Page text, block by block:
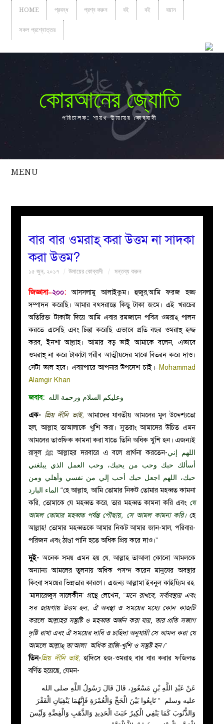
HOME প্রবন্ধ প্রশ্ন করুন বই বই বয়ান
সকল প্রশ্নোত্তর
কোরআনের জ্যোতি
পরিচালক: শায়খ উমায়ের কোব্বাদী
MENU
সকল
নারীদের
প্রশ্ন
করুন
বার বার ওমরাহ্‌ করা উত্তম না সাদকা
করা উত্তম?
১৫ জুন, ২০১৭ উমায়ের কোব্বাদী মন্তব্য করুন
জিজ্ঞাসা–২০০: আসসলামু আলাইকুম। হুজুর,আমি ফরজ হজ্জ
সম্পাদন করেছি। আমার বৎসরান্তে কিছু টাকা জমে। এই খরচের
অতিরিক্ত টাকাটা দিয়ে আমি এবার রমজানে পবিত্র ওমরাহ্ পালন
করতে এসেছি এবং চিন্তা করেছি এভাবে প্রতি বছর ওমরাহ্ হজ্জ
করব, ইনশা আল্লাহ। আমার বড় ভাই আমাকে বলেন, এভাবে
ওমরাহ্ না করে টাকাটা গরীব আত্মীয়দের মাঝে বিতরন করে দাও।
সেটা ভাল হবে। এব্যাপারে আপনার উপদেশ চাই।–Mohammad
Alamgir Khan
জবাব: وعليكم السلام ورحمة الله
এক- প্রিয় দীনি ভাই, আমাদের যাবতীয় আমলের মূল উদ্দেশ্যতো
হল, আল্লাহ তাআলাকে খুশি করা। সুতরাং আমাদের উচিত এমন
আমলের তাওফিক কামনা করা যাতে তিনি অধিক খুশি হন। এজন্যই
রাসূল ﷺ আল্লাহর দরবারে এ বলে প্রার্থনা করতেন-اللهم إني
أسألك حبك وحب من يحبك، وحب العمل الذي يبلغني
حبك، اللهم اجعل حبك أحب إلي من نفسي وأهلي ومن
الماء البارد “হে আল্লাহ, আমি তোমার নিকট তোমার মহব্বত কামনা
করি, তোমাকে যে মহব্বত করে, তার মহব্বত কামনা করি এবং যে
আমল তোমার মহব্বত পর্যন্ত পৌছায়, সে আমল কামনা করি।হে
আল্লাহ! তোমার মহব্বতকে আমার নিকট আমার জান-মাল, পরিবার-
পরিজন এবং ঠাণ্ডা পানি হতে অধিক প্রিয় করে দাও।”
দুই- অনেক সময় এমন হয় যে, আল্লাহ তাআলা কোনো আমলকে
অন্যান্য আমলের তুলনায় অধিক পসন্দ করেন মানুষের অবস্থার
কিংবা সময়ের ভিন্নতার কারণে। এজন্য আল্লামা ইবনুল কাইয়্যিম রহ.
‘মাদারেজুস সালেকীন’ গ্রন্থে লেখেন, “মনে রাখবে, সর্বাবস্থায় এবং
সব জায়গায় উত্তম হল, ঐ অবস্থা ও সময়ের মধ্যে কোন কাজটি
করলে আল্লাহর সন্তুষ্টি ও মহব্বত অর্জন করা যায়, তার প্রতি সজাগ
দৃষ্টি রাখা এবং ঐ সময়ের দাবি ও চাহিদা অনুযায়ী সে আমল করা যে
আমলে আল্লাহ্ তা‘আলা অধিক রাজি-খুশি ও সন্তুষ্ট হন।”
তিন-প্রিয় দীনি ভাই,হাদিসে হজ-ওমরাহ বার বার করার ফজিলত
বর্ণিত হয়েছে, যেমন-
عَنْ عَبْدِ اللَّهِ بْنِ مَسْعُودٍ، قَالَ قَالَ رَسُولُ اللَّهِ صلى الله
عليه وسلم ‏ “‏ تَابِعُوا بَيْنَ الْحَجِّ وَالْعُمْرَةِ فَإِنَّهُمَا يَنْفِيَانِ الْفَقْرَ
وَالذُّنُوبَ كَمَا يَنْفِي الْكِيرُ خَبَثَ الْحَدِيدِ وَالذَّهَبِ وَالْفِضَّةِ وَلَيْسَ